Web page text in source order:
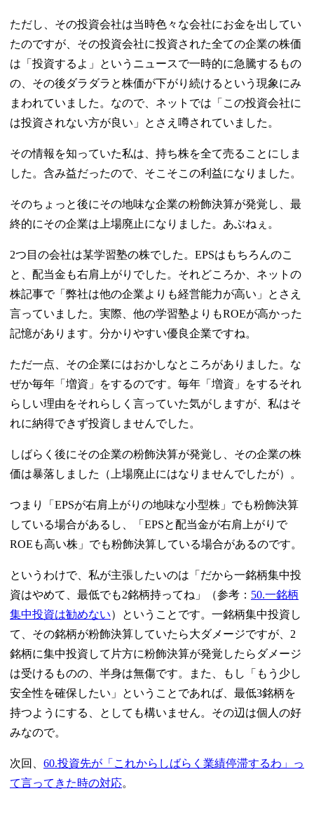
ただし、その投資会社は当時色々な会社にお金を出してい
たのですが、その投資会社に投資された全ての企業の株価
は「投資するよ」というニュースで一時的に急騰するもの
の、その後ダラダラと株価が下がり続けるという現象にみ
まわれていました。なので、ネットでは「この投資会社に
は投資されない方が良い」とさえ噂されていました。
その情報を知っていた私は、持ち株を全て売ることにしま
した。含み益だったので、そこそこの利益になりました。
そのちょっと後にその地味な企業の粉飾決算が発覚し、最
終的にその企業は上場廃止になりました。あぶねぇ。
2つ目の会社は某学習塾の株でした。EPSはもちろんのこ
と、配当金も右肩上がりでした。それどころか、ネットの
株記事で「弊社は他の企業よりも経営能力が高い」とさえ
言っていました。実際、他の学習塾よりもROEが高かった
記憶があります。分かりやすい優良企業ですね。
ただ一点、その企業にはおかしなところがありました。な
ぜか毎年「増資」をするのです。毎年「増資」をするそれ
らしい理由をそれらしく言っていた気がしますが、私はそ
れに納得できず投資しませんでした。
しばらく後にその企業の粉飾決算が発覚し、その企業の株
価は暴落しました（上場廃止にはなりませんでしたが）。
つまり「EPSが右肩上がりの地味な小型株」でも粉飾決算
している場合があるし、「EPSと配当金が右肩上がりで
ROEも高い株」でも粉飾決算している場合があるのです。
というわけで、私が主張したいのは「だから一銘柄集中投
資はやめて、最低でも2銘柄持ってね」（参考： 50.一銘柄
集中投資は勧めない）ということです。一銘柄集中投資し
て、その銘柄が粉飾決算していたら大ダメージですが、2
銘柄に集中投資して片方に粉飾決算が発覚したらダメージ
は受けるものの、半身は無傷です。また、もし「もう少し
安全性を確保したい」ということであれば、最低3銘柄を
持つようにする、としても構いません。その辺は個人の好
みなので。
次回、 60.投資先が「これからしばらく業績停滞するわ」っ
て言ってきた時の対応。